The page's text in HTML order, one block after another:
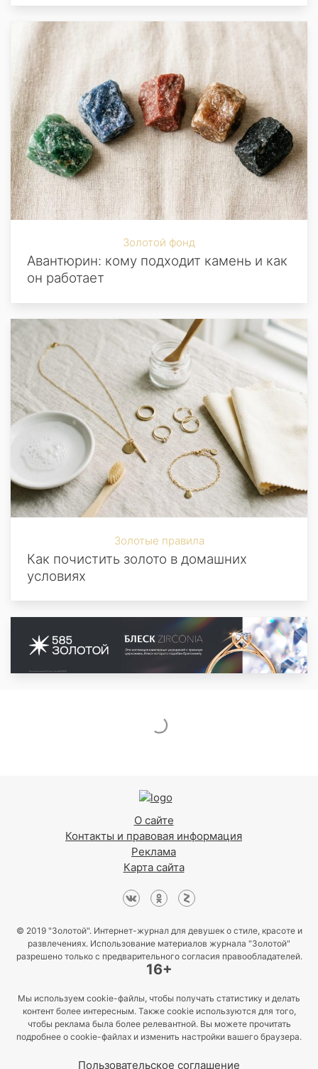
Золотой фонд
Авантюрин: кому подходит камень и как
он работает
Золотые правила
Как почистить золото в домашних
условиях
О сайте
Контакты и правовая информация
Реклама
Карта сайта
© 2019 "Золотой". Интернет-журнал для девушек о стиле, красоте и
развлечениях. Использование материалов журнала "Золотой"
разрешено только с предварительного согласия правообладателей.
16+
Мы используем cookie-файлы, чтобы получать статистику и делать
контент более интересным. Также cookie используются для того,
чтобы реклама была более релевантной. Вы можете прочитать
подробнее о cookie-файлах и изменить настройки вашего браузера.
Пользовательское соглашение